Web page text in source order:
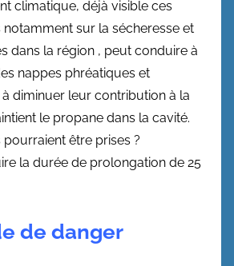
climatique, déjà visible ces
notamment sur la sécheresse et
dans la région , peut conduire à
nappes phréatiques et
diminuer leur contribution à la
le propane dans la cavité.
être prises ?
la durée de prolongation de 25
de danger